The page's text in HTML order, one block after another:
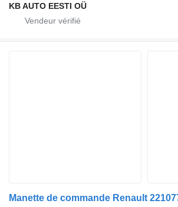
KB AUTO EESTI OÜ